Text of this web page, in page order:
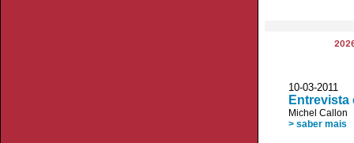
10-03-
Entrevista
Michel Callon
> saber mais